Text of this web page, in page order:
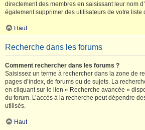
directement des membres en saisissant leur nom
également supprimer des utilisateurs de votre liste
Haut
Recherche dans les forums
Comment rechercher dans les forums ?
Saisissez un terme à rechercher dans la zone de
pages d’index, de forums ou de sujets. La
en cliquant sur le lien « Recherche avancée »
du forum. L’accès à la recherche peut dépendre
utilisés.
Haut